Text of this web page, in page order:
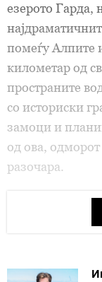
езерото Гарда,
помеѓу Алпите
километар од
пространите
со историски
замоци и
од ова,
разочара.